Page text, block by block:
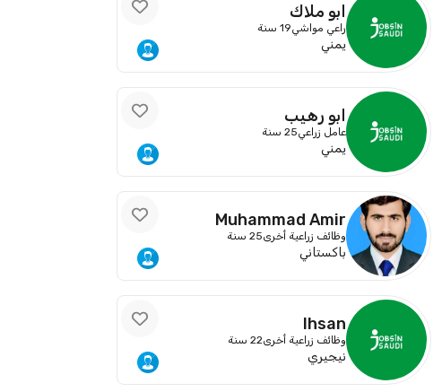
ابو ملاك
راعي مواشي19 سنة
يمني
ابو رهيب
عامل زراعي25 سنة
يمني
Muhammad Amir
وظائف زراعية أخرى25 سنة
باكستاني
Ihsan
وظائف زراعية أخرى22 سنة
نيجيري